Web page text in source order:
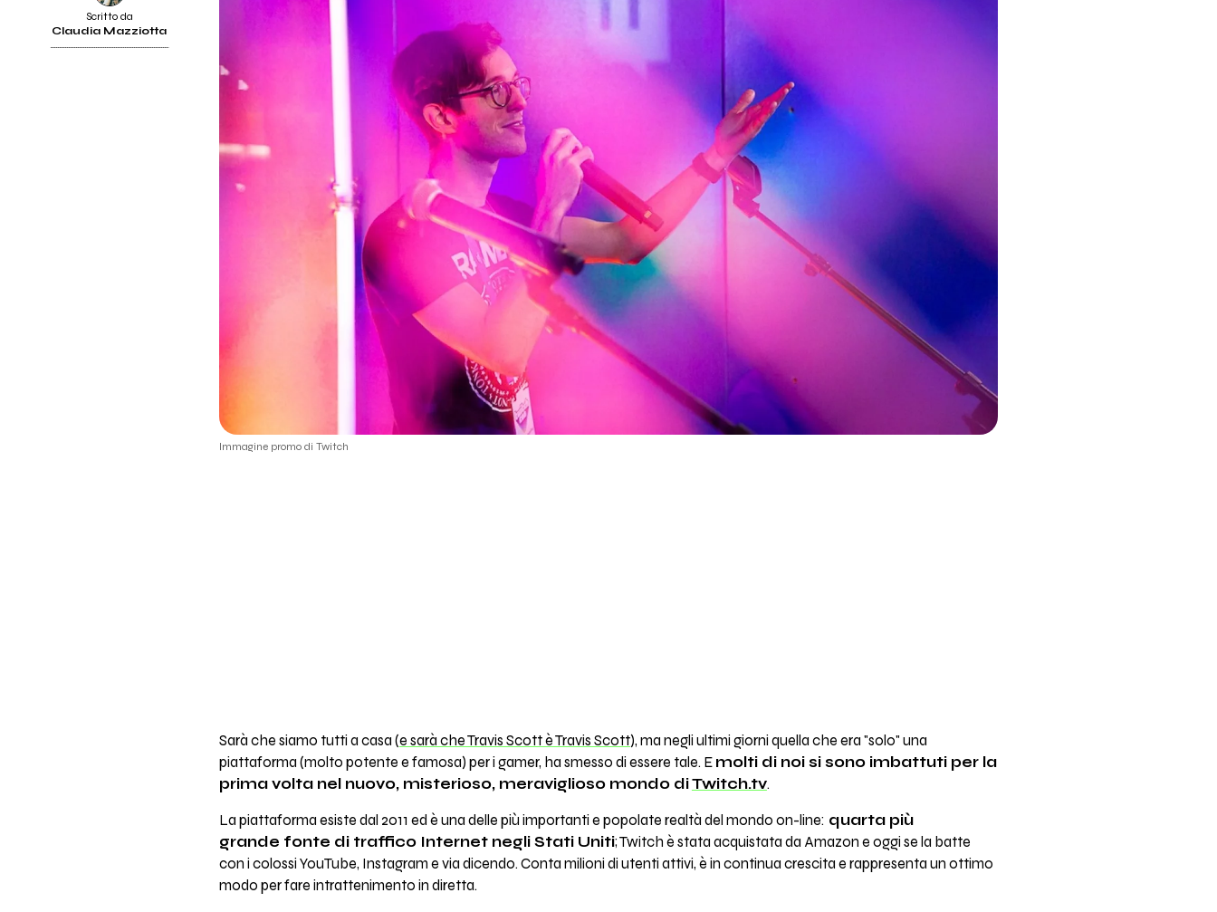
Immagine promo di Twitch
Scritto da
Claudia Mazziotta
Sarà che siamo tutti a casa (e sarà che Travis Scott è Travis Scott), ma negli ultimi giorni quella che era "solo" una
piattaforma (molto potente e famosa) per i gamer, ha smesso di essere tale. E molti di noi si sono imbattuti per la
prima volta nel nuovo, misterioso, meraviglioso mondo diTwitch.tv.
La piattaforma esiste dal 2011 ed è una delle più importanti e popolate realtà del mondo on-line: quarta più
grande fonte di traffico Internet negli Stati Uniti; Twitch è stata acquistata da Amazon e oggi se la batte
con i colossi YouTube, Instagram e via dicendo. Conta milioni di utenti attivi, è in continua crescita e rappresenta un ottimo
modo per fare intrattenimento in diretta.